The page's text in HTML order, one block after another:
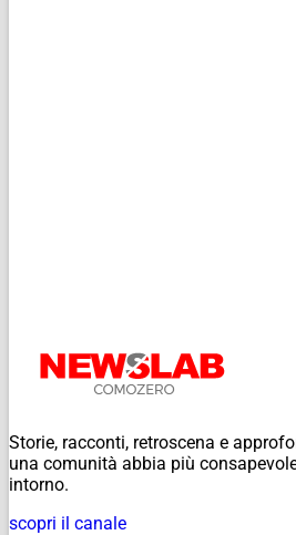
Storie, racconti, retroscena e
una comunità abbia più
intorno.
scopri il canale